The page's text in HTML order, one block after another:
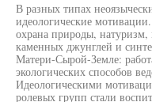
В разных типах
идеологические
охрана природы, натуризм,
каменных джунглей и
Матери-Сырой-Земле:
экологических способов
Идеологическими
ролевых групп стали